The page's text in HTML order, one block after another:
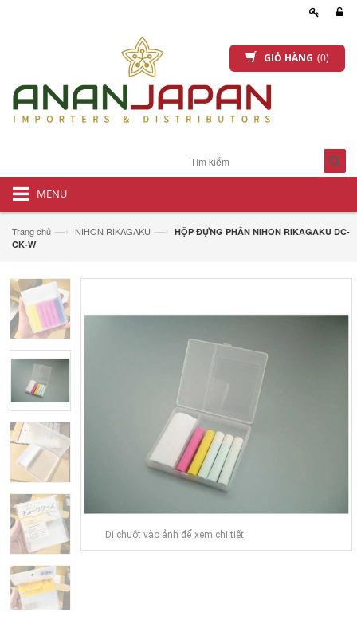
GIỎ HÀNG (0)
MENU
Trang chủ —› NIHON RIKAGAKU —› HỘP ĐỰNG PHẤN NIHON RIKAGAKU DC-
CK-W
Di chuột vào ảnh để xem chi tiết